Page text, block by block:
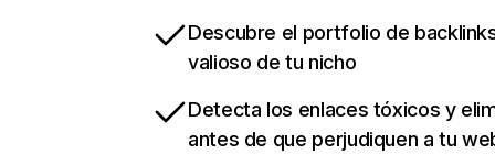
Descubre el portfolio de
valioso de tu nicho
Detecta los enlaces tóxicos y
antes de que perjudiquen a tu